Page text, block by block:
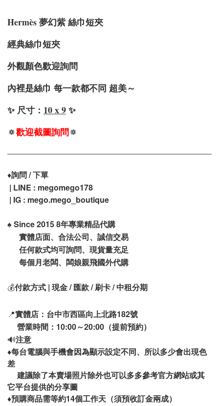
Hermès 夢幻紫 絲巾短夾
經典絲巾短夾
外觀顏色歡迎詢問
內裡是絲巾 每一款都不同 超美～
✨ 尺寸： 10 x 9✨
🔅歡迎截圖詢問🔅
♦️詢問 / 下單
| LINE : megomego178
| IG : mego.mego_boutique
♠️ Since 2015 8年專業精品代購
實體店面、合法公司、誠信交易
任何款式均可詢問、現貨量充足
每個月老闆、闆娘親飛國外代購
💰付款方式 | 現金 / 匯款 / 刷卡 / 中租分期
📍實體店：台中市西區向上北路182號
營業時間：10:00～20:00（提前預約）
🔊注意
♦️每台電腦與手機會因為顯示設定不同、所以多少會出現色
差
建議除了本賣場照片除外也可以多多參考官方網站或其
它平台提供的分享圖
♦️預購商品需等約14個工作天（須預收訂金兩成）